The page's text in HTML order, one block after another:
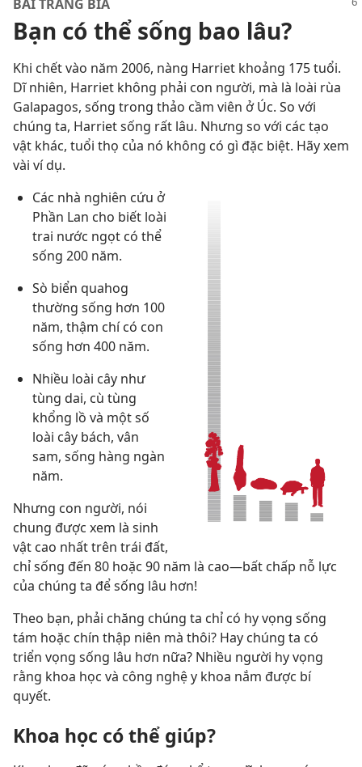
BÀI TRANG BÌA
Bạn có thể sống bao lâu?
Khi chết vào năm 2006, nàng Harriet khoảng 175 tuổi.
Dĩ nhiên, Harriet không phải con người, mà là loài rùa
Galapagos, sống trong thảo cầm viên ở Úc. So với
chúng ta, Harriet sống rất lâu. Nhưng so với các tạo
vật khác, tuổi thọ của nó không có gì đặc biệt. Hãy xem
vài ví dụ.
Các nhà nghiên cứu ở
Phần Lan cho biết loài
trai nước ngọt có thể
sống 200 năm.
Sò biển quahog
thường sống hơn 100
năm, thậm chí có con
sống hơn 400 năm.
Nhiều loài cây như
tùng dai, cù tùng
khổng lồ và một số
loài cây bách, vân
sam, sống hàng ngàn
năm.
Nhưng con người, nói
chung được xem là sinh
vật cao nhất trên trái đất,
chỉ sống đến 80 hoặc 90 năm là cao—bất chấp nỗ lực
của chúng ta để sống lâu hơn!
Theo bạn, phải chăng chúng ta chỉ có hy vọng sống
tám hoặc chín thập niên mà thôi? Hay chúng ta có
triển vọng sống lâu hơn nữa? Nhiều người hy vọng
rằng khoa học và công nghệ y khoa nắm được bí
quyết.
Khoa học có thể giúp?